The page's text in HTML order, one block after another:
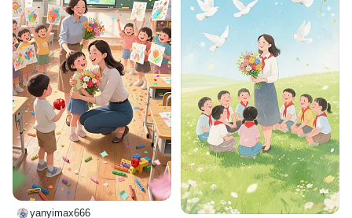
yanyimax666